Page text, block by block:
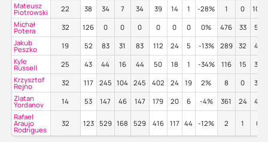
Mateusz
Piotrowski 22 38 34 7 34 39 14 1 -28% 1 0
Michał
Potera 32 126 0 0 0 0 0 0 0% 476 33
57%
Jakub
Peszko 19 52 83 31 83 112 24 5 -13% 289 32
46%
Kyle
Russell 25 43 44 16 44 50 18 1 -34% 116 15
30%
Krzysztof
Rejno 32 117 245 104 245 402 24 19 2% 8 0
38%
Zlatan
Yordanov 14 53 147 46 147 179 20 6 -4% 361 24
43%
Rafael
Araujo
Rodrigues
32 123 529 168 529 416 117 44 -12% 2 1 0%